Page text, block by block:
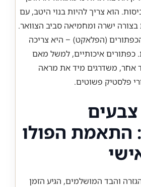
הוא צריך להיות בנוי היטב, עם
ישרה ומחמיאה סביב הצוואר.
(הפלאקט) – היא צריכה
כפתורים איכותיים, למשל מאם
אחר, משדרגים מיד את מראה
פלסטיק פשוטים.
התאמת הפולו
והבד המושלמים, הגיע הזמן